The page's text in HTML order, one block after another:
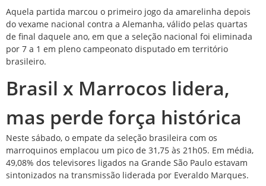
Aquela partida marcou o primeiro jogo da amarelinha depois
do vexame nacional contra a Alemanha, válido pelas quartas
de final daquele ano, em que a seleção nacional foi eliminada
por 7 a 1 em pleno campeonato disputado em território
brasileiro.
Brasil x Marrocos lidera,
mas perde força histórica
Neste sábado, o empate da seleção brasileira com os
marroquinos emplacou um pico de 31,75 às 21h05. Em média,
49,08% dos televisores ligados na Grande São Paulo estavam
sintonizados na transmissão liderada por Everaldo Marques.